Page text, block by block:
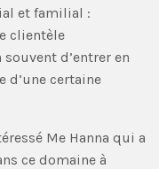
et familial :
clientèle
d’entrer en
d’une certaine
Me Hanna qui a
ce domaine à